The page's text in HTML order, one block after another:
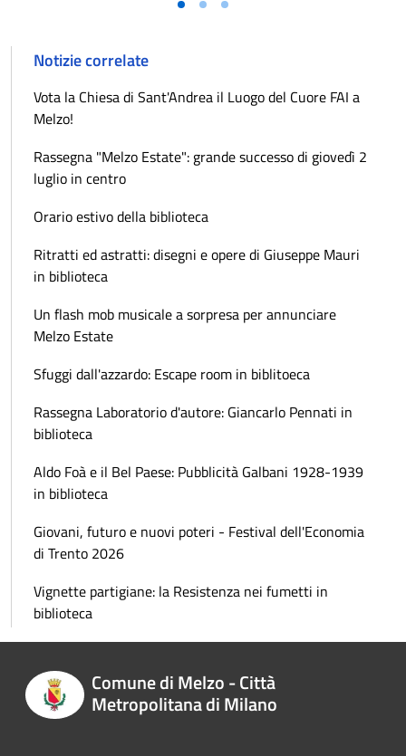
Notizie correlate
Vota la Chiesa di Sant'Andrea il Luogo del Cuore FAI a
Melzo!
Rassegna "Melzo Estate": grande successo di giovedì 2
luglio in centro
Orario estivo della biblioteca
Ritratti ed astratti: disegni e opere di Giuseppe Mauri
in biblioteca
Un flash mob musicale a sorpresa per annunciare
Melzo Estate
Sfuggi dall'azzardo: Escape room in biblitoeca
Rassegna Laboratorio d'autore: Giancarlo Pennati in
biblioteca
Aldo Foà e il Bel Paese: Pubblicità Galbani 1928-1939
in biblioteca
Giovani, futuro e nuovi poteri - Festival dell'Economia
di Trento 2026
Vignette partigiane: la Resistenza nei fumetti in
biblioteca
Comune di Melzo - Città
Metropolitana di Milano